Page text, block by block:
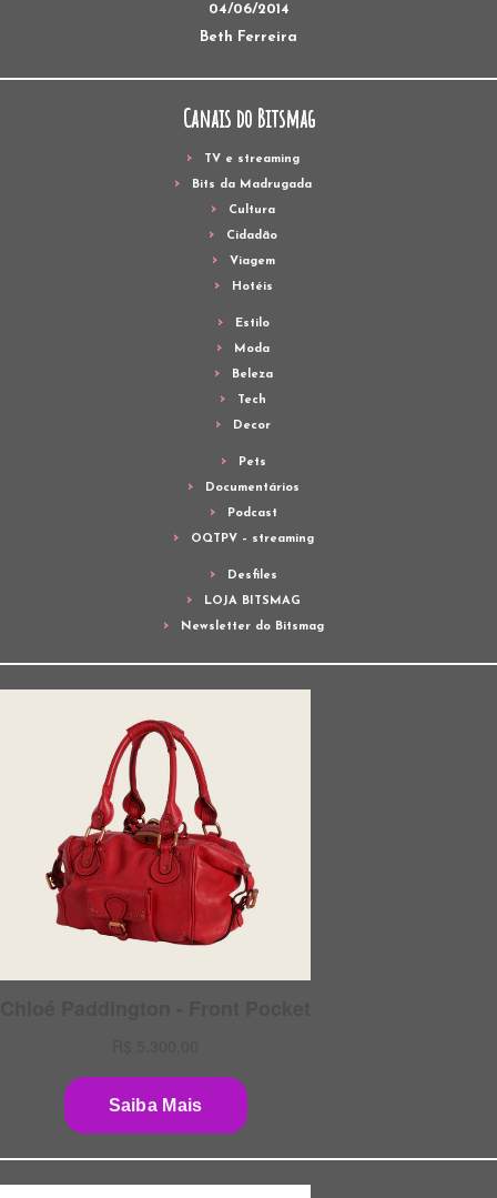
04/06/2014
Beth Ferreira
Canais do Bitsmag
TV e streaming
Bits da Madrugada
Cultura
Cidadão
Viagem
Hotéis
Estilo
Moda
Beleza
Tech
Decor
Pets
Documentários
Podcast
OQTPV – streaming
Desfiles
LOJA BITSMAG
Newsletter do Bitsmag